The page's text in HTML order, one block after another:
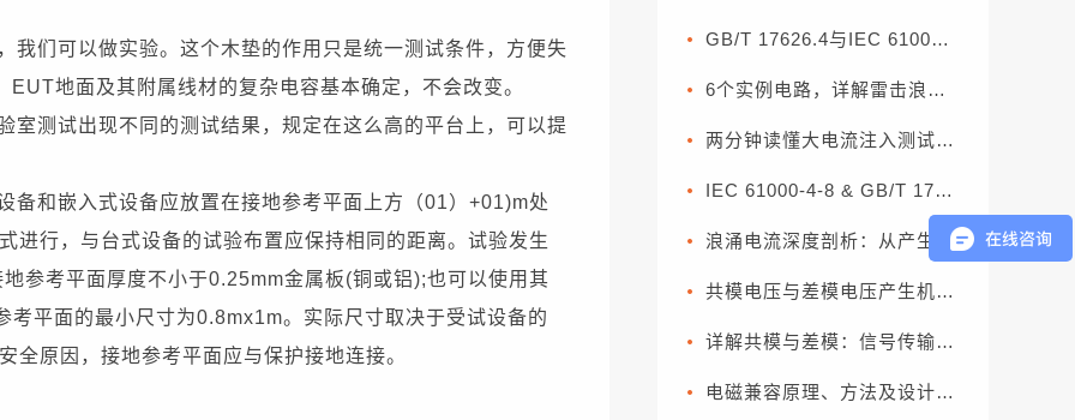
我们可以做实验。这个木垫的作用只是统一测试条件，方便失
地面及其附属线材的复杂电容基本确定，不会改变。
室测试出现不同的测试结果，规定在这么高的平台上，可以提
备和嵌入式设备应放置在接地参考平面上方（01）+01)m处
进行，与台式设备的试验布置应保持相同的距离。试验发生
地参考平面厚度不小于0.25mm金属板(铜或铝);也可以使用其
考平面的最小尺寸为0.8mx1m。实际尺寸取决于受试设备的
全原因，接地参考平面应与保护接地连接。
GB/T 17626.4与IEC 61000-4-4：电快速瞬变脉冲群抗扰度试验解读
6个实例电路，详解雷击浪涌的防护
两分钟读懂大电流注入测试（BCI）
IEC 61000-4-8 & GB/T 17626.8 工频磁场系数
浪涌电流深度剖析：从产生机理到分级抑制方案
共模电压与差模电压产生机理剖析，原理通俗解读
详解共模与差模：信号传输的两种模式
电磁兼容原理、方法及设计的科普好文